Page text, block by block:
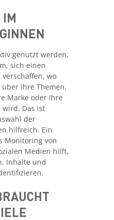
IM
genutzt werden,
sich einen
wo
Ihre Themen,
Marke oder Ihre
wird. Das ist
der
hilfreich. Ein
Monitoring von
Medien hilft,
Inhalte und